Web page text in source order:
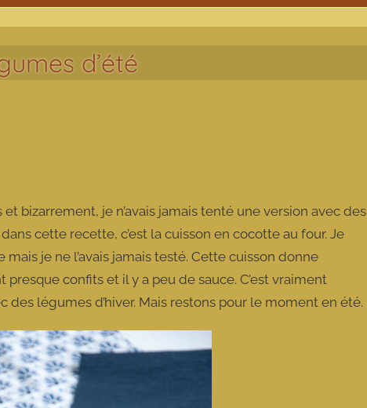
d’été
bizarrement, je n’avais jamais tenté une version avec des
cette recette, c’est la cuisson en cocotte au four. Je
je ne l’avais jamais testé. Cette cuisson donne
confits et il y a peu de sauce. C’est vraiment
des légumes d’hiver. Mais restons pour le moment en été.